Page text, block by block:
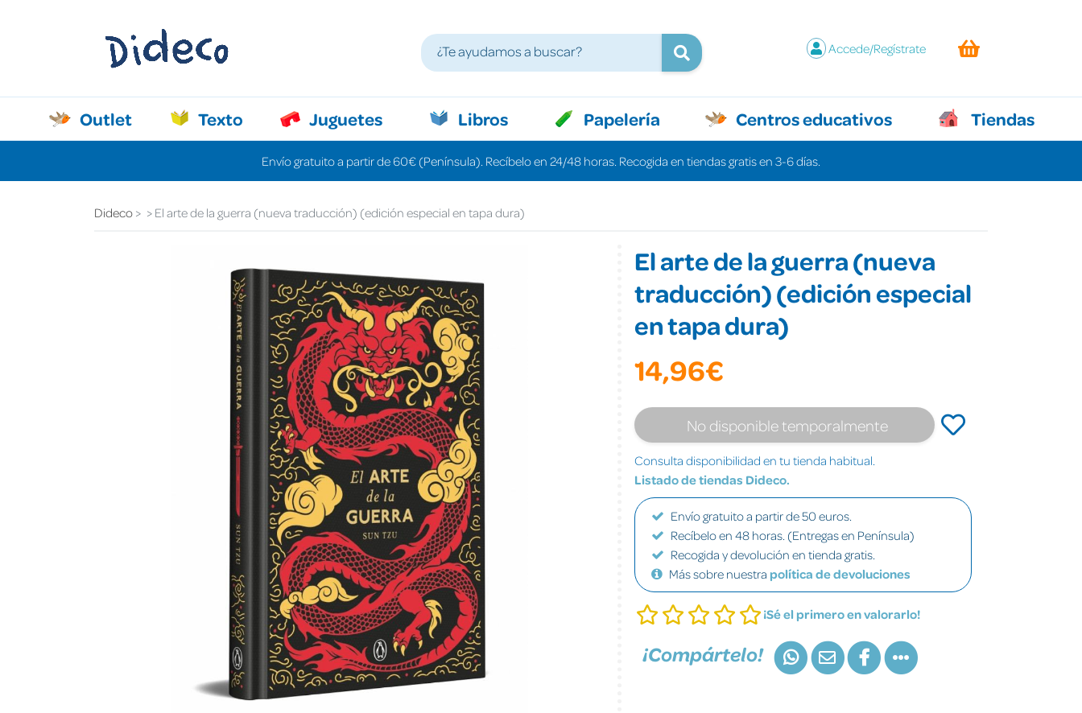
Accede/Regístrate
Outlet Texto Juguetes Libros Papelería Centros educativos Tiendas
Envío gratuito a partir de 60€ (Península). Recíbelo en 24/48 horas. Recogida en tiendas gratis en 3-6 días.
Dideco El arte de la guerra (nueva traducción) (edición especial en tapa dura)
El arte de la guerra (nueva
traducción) (edición especial
en tapa dura)
14,96€
No disponible temporalmente
Consulta disponibilidad en tu tienda habitual.
Listado de tiendas Dideco.
Envío gratuito a partir de 50 euros.
Recíbelo en 48 horas. (Entregas en Península)
Recogida y devolución en tienda gratis.
Más sobre nuestra política de devoluciones
¡Sé el primero en valorarlo!
¡Compártelo!